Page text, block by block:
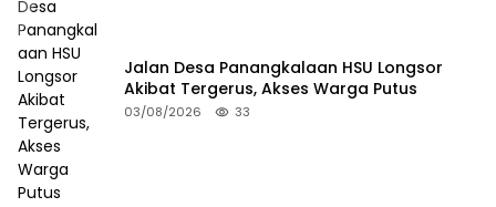
Jalan Desa Panangkalaan HSU Longsor
Akibat Tergerus, Akses Warga Putus
03/08/2026 33